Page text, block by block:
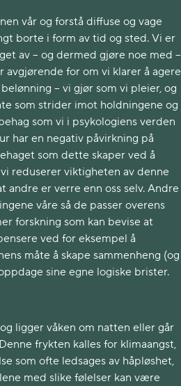
vår og forstå diffuse og vage
borte i form av tid og sted. Vi er
av – og dermed gjøre noe med –
for om vi klarer å agere
– vi gjør som vi pleier, og
som strider imot holdningene og
som vi i psykologiens verden
har en negativ påvirkning på
som dette skaper ved å
reduserer viktigheten av denne
andre er verre enn oss selv. Andre
våre så de passer overens
forskning som kan bevise at
ved for eksempel å
måte å skape sammenheng (og
sine egne logiske brister.
ligger våken om natten eller går
frykten kalles for klimaangst,
som ofte ledsages av håpløshet,
med slike følelser kan være